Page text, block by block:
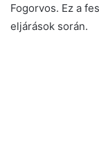
Fogorvos. Ez a
eljárások során.